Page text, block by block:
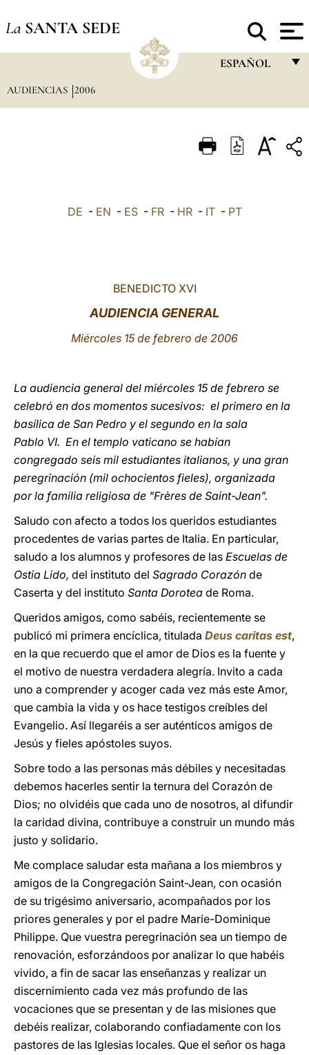
La SANTA SEDE
ESPAÑOL
ITALIANO
LATINE
AUDIENCIAS 2006
DE - EN - ES- FR- HR- IT- PT
BENEDICTO XVI
AUDIENCIA GENERAL
Miércoles 15 de febrero de 2006
La audiencia general del miércoles 15 de febrero se
celebró en dos momentos sucesivos: el primero en la
basílica de San Pedro y el segundo en la sala
Pablo VI. En el templo vaticano se habían
congregado seis mil estudiantes italianos, y una gran
peregrinación (mil ochocientos fieles), organizada
por la familia religiosa de "Frères de Saint-Jean".
Saludo con afecto a todos los queridos estudiantes
procedentes de varias partes de Italia. En particular,
saludo a los alumnos y profesores de las Escuelas de
Ostia Lido, del instituto del Sagrado Corazón de
Caserta y del instituto Santa Dorotea de Roma.
Queridos amigos, como sabéis, recientemente se
publicó mi primera encíclica, titulada Deus caritas est,
en la que recuerdo que el amor de Dios es la fuente y
el motivo de nuestra verdadera alegría. Invito a cada
uno a comprender y acoger cada vez más este Amor,
que cambia la vida y os hace testigos creíbles del
Evangelio. Así llegaréis a ser auténticos amigos de
Jesús y fieles apóstoles suyos.
Sobre todo a las personas más débiles y necesitadas
debemos hacerles sentir la ternura del Corazón de
Dios; no olvidéis que cada uno de nosotros, al difundir
la caridad divina, contribuye a construir un mundo más
justo y solidario.
Me complace saludar esta mañana a los miembros y
amigos de la Congregación Saint-Jean, con ocasión
de su trigésimo aniversario, acompañados por los
priores generales y por el padre Marie-Dominique
Philippe. Que vuestra peregrinación sea un tiempo de
renovación, esforzándoos por analizar lo que habéis
vivido, a fin de sacar las enseñanzas y realizar un
discernimiento cada vez más profundo de las
vocaciones que se presentan y de las misiones que
debéis realizar, colaborando confiadamente con los
pastores de las Iglesias locales. Que el señor os haga